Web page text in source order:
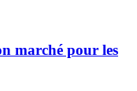
marché pour les